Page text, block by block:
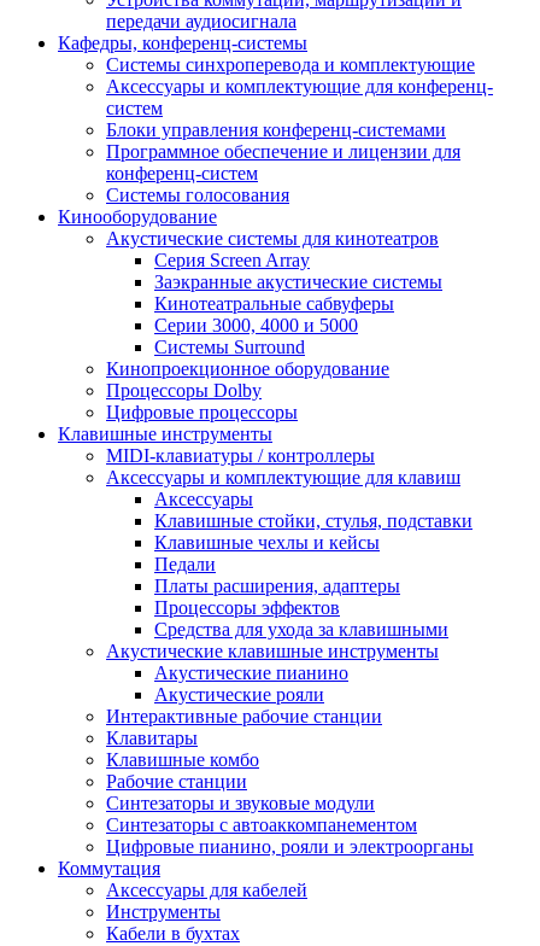
передачи аудиосигнала
Кафедры, конференц-системы
Cистемы синхроперевода и комплектующие
Аксессуары и комплектующие для конференц-
систем
Блоки управления конференц-системами
Программное обеспечение и лицензии для
конференц-систем
Системы голосования
Кинооборудование
Акустические системы для кинотеатров
Cерия Screen Array
Заэкранные акустические системы
Кинотеатральные сабвуферы
Серии 3000, 4000 и 5000
Системы Surround
Кинопроекционное оборудование
Процессоры Dolby
Цифровые процессоры
Клавишные инструменты
MIDI-клавиатуры / контроллеры
Аксессуары и комплектующие для клавиш
Аксессуары
Клавишные стойки, стулья, подставки
Клавишные чехлы и кейсы
Педали
Платы расширения, адаптеры
Процессоры эффектов
Средства для ухода за клавишными
Акустические клавишные инструменты
Акустические пианино
Акустические рояли
Интерактивные рабочие станции
Клавитары
Клавишные комбо
Рабочие станции
Синтезаторы и звуковые модули
Синтезаторы с автоаккомпанементом
Цифровые пианино, рояли и электроорганы
Коммутация
Аксессуары для кабелей
Инструменты
Кабели в бухтах